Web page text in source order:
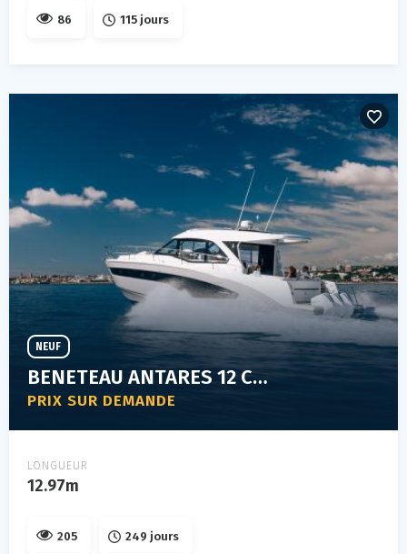
86 115 jours
BENETEAU ANTARES 12 COUPE
PRIX SUR DEMANDE
NEUF
LONGUEUR
12.97m
205 249 jours